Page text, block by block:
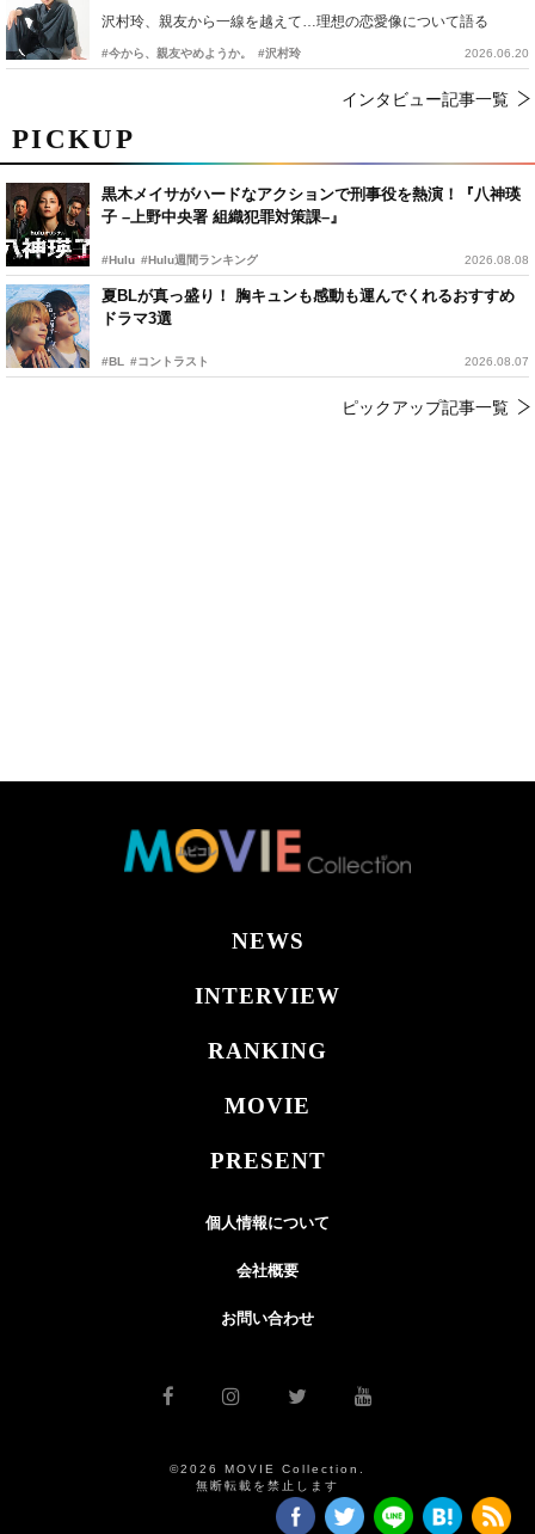
PICKUP
黒木メイサがハードなアクションで刑事役を熱演！『八神瑛
子 –上野中央署 組織犯罪対策課–』
#Hulu #Hulu週間ランキング 2026.08.08
夏BLが真っ盛り！ 胸キュンも感動も運んでくれるおすすめ
ドラマ3選
#BL #コントラスト 2026.08.07
ピックアップ記事一覧
沢村玲、親友から一線を越えて…理想の恋愛像について語る
#今から、親友やめようか。 #沢村玲 2026.06.20
インタビュー記事一覧
NEWS
INTERVIEW
RANKING
MOVIE
PRESENT
個人情報について
会社概要
お問い合わせ
©2026 MOVIE Collection.
無断転載を禁止します